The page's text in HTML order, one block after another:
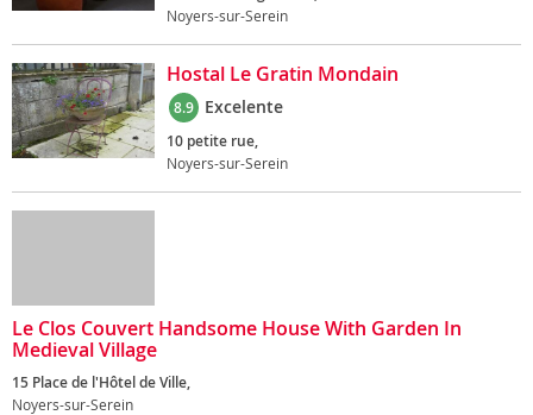
Noyers-sur-Serein
Hostal Le Gratin Mondain
8.9 Excelente
10 petite rue,
Noyers-sur-Serein
Le Clos Couvert Handsome House With Garden In
Medieval Village
15 Place de l'Hôtel de Ville,
Noyers-sur-Serein